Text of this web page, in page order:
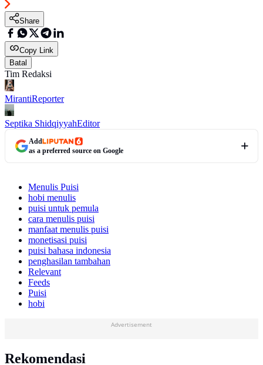
Share
Copy Link
Batal
Tim Redaksi
MirantiReporter
Septika ShidqiyyahEditor
Add
as a preferred source on Google
Menulis Puisi
hobi menulis
puisi untuk pemula
cara menulis puisi
manfaat menulis puisi
monetisasi puisi
puisi bahasa indonesia
penghasilan tambahan
Relevant
Feeds
Puisi
hobi
Advertisement
Rekomendasi